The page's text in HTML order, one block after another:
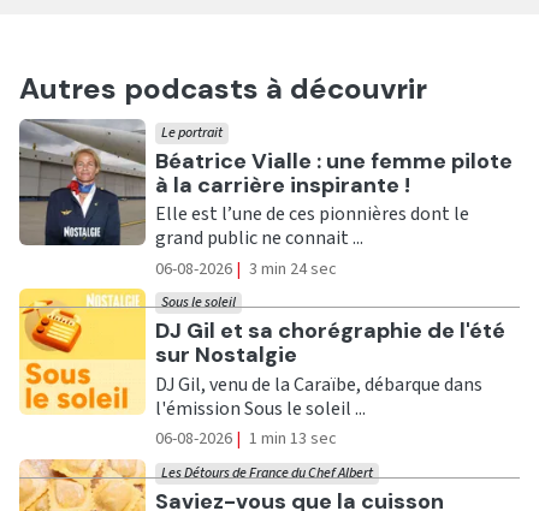
Autres podcasts à découvrir
Ecouter
Béatrice Vialle : une femme pilote
à la carrière inspirante !
Le portrait
Elle est l’une de ces pionnières dont le
grand public ne connait ...
06-08-2026 | 3 min 24 sec
Ecouter
DJ Gil et sa chorégraphie de l'été
sur Nostalgie
Sous le soleil
DJ Gil, venu de la Caraïbe, débarque dans
l'émission Sous le soleil ...
06-08-2026 | 1 min 13 sec
Ecouter
Saviez-vous que la cuisson
Les Détours de France du Chef Albert